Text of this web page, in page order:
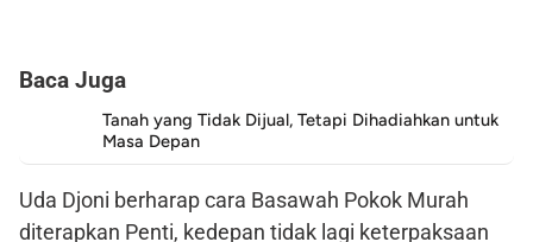
Baca Juga
Tanah yang Tidak Dijual, Tetapi Dihadiahkan untuk
Masa Depan
Uda Djoni berharap cara Basawah Pokok Murah
diterapkan Penti, kedepan tidak lagi keterpaksaan